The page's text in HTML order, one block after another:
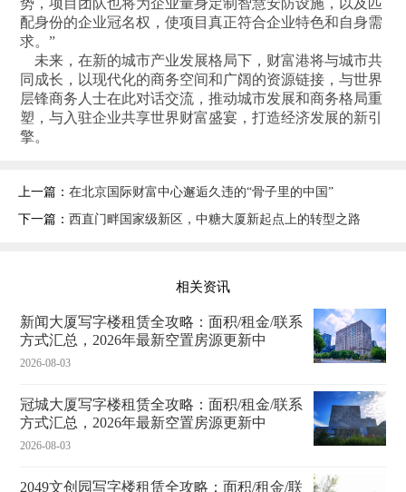
配身份的企业冠名权，使项目真正符合企业特色和自身需
求。”
未来，在新的城市产业发展格局下，财富港将与城市共
同成长，以现代化的商务空间和广阔的资源链接，与世界
层锋商务人士在此对话交流，推动城市发展和商务格局重
塑，与入驻企业共享世界财富盛宴，打造经济发展的新引
擎。
上一篇： 在北京国际财富中心邂逅久违的“骨子里的中国”
下一篇： 西直门畔国家级新区，中糖大厦新起点上的转型之路
相关资讯
新闻大厦写字楼租赁全攻略：面积/租金/联系
方式汇总，2026年最新空置房源更新中
2026-08-03
冠城大厦写字楼租赁全攻略：面积/租金/联系
方式汇总，2026年最新空置房源更新中
2026-08-03
2049文创园写字楼租赁全攻略：面积/租金/联